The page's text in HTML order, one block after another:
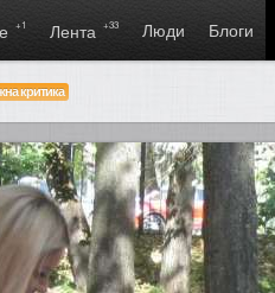
+1 Лента +33 Люди Блоги
критика